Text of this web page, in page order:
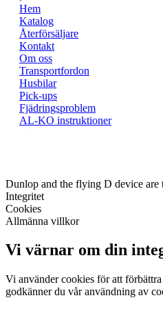
Hem
Katalog
Återförsäljare
Kontakt
Om oss
Transportfordon
Husbilar
Pick-ups
Fjädringsproblem
AL-KO instruktioner
Dunlop and the flying D device are
Integritet
Cookies
Allmänna villkor
Vi värnar om din
Vi använder cookies för att
godkänner du vår användning av